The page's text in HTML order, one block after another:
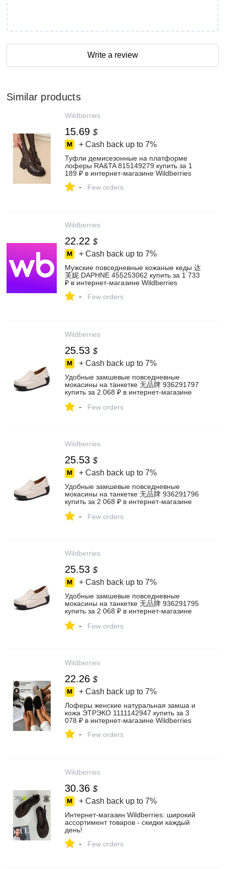
Write a review
Similar products
Wildberries
15.69 $
+ Cash back up to 7%
Туфли демисезонные на платформе
лоферы RA&TA 815149279 купить за 1
189 ₽ в интернет‑магазине Wildberries
- Few orders
Wildberries
22.22 $
+ Cash back up to 7%
Мужские повседневные кожаные кеды 达
芙妮 DAPHNE 455253062 купить за 1 733
₽ в интернет‑магазине Wildberries
- Few orders
Wildberries
25.53 $
+ Cash back up to 7%
Удобные замшевые повседневные
мокасины на танкетке 无品牌 936291797
купить за 2 068 ₽ в интернет‑магазине
- Few orders
Wildberries
25.53 $
+ Cash back up to 7%
Удобные замшевые повседневные
мокасины на танкетке 无品牌 936291796
купить за 2 068 ₽ в интернет‑магазине
- Few orders
Wildberries
25.53 $
+ Cash back up to 7%
Удобные замшевые повседневные
мокасины на танкетке 无品牌 936291795
купить за 2 068 ₽ в интернет‑магазине
- Few orders
Wildberries
22.26 $
+ Cash back up to 7%
Лоферы женские натуральная замша и
кожа ЭТРЭКО 1111142947 купить за 3
078 ₽ в интернет‑магазине Wildberries
- Few orders
Wildberries
30.36 $
+ Cash back up to 7%
Интернет‑магазин Wildberries: широкий
ассортимент товаров - скидки каждый
день!
- Few orders